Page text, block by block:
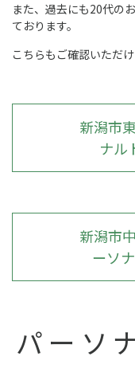
また、過去にも20代の
ております。
こちらもご確認いただけ
新潟市
ナル
新潟市
ーソ
パーソ